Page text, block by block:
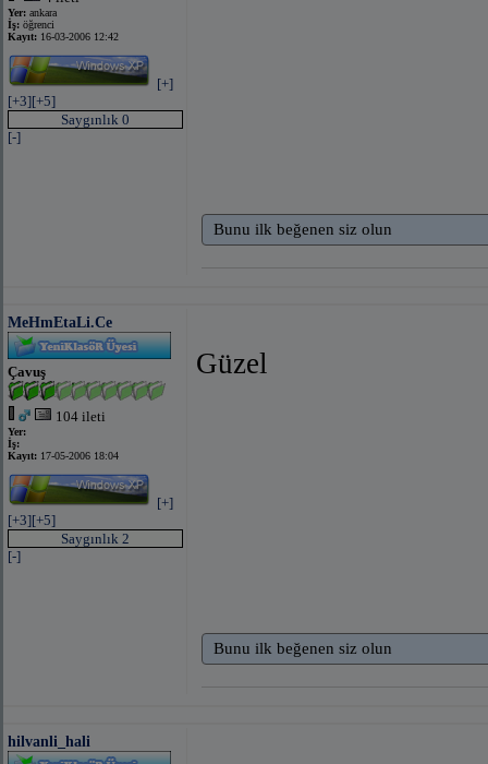
Yer: ankara
İş: öğrenci
Kayıt: 16-03-2006 12:42
[+]
[+3][+5]
Saygınlık 0
[-]
Bunu ilk beğenen siz olun
MeHmEtaLi.Ce
Çavuş
104 ileti
Yer:
İş:
Kayıt: 17-05-2006 18:04
[+]
[+3][+5]
Saygınlık 2
[-]
Güzel
Bunu ilk beğenen siz olun
hilvanli_hali